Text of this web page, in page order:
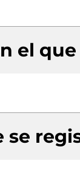
el
se